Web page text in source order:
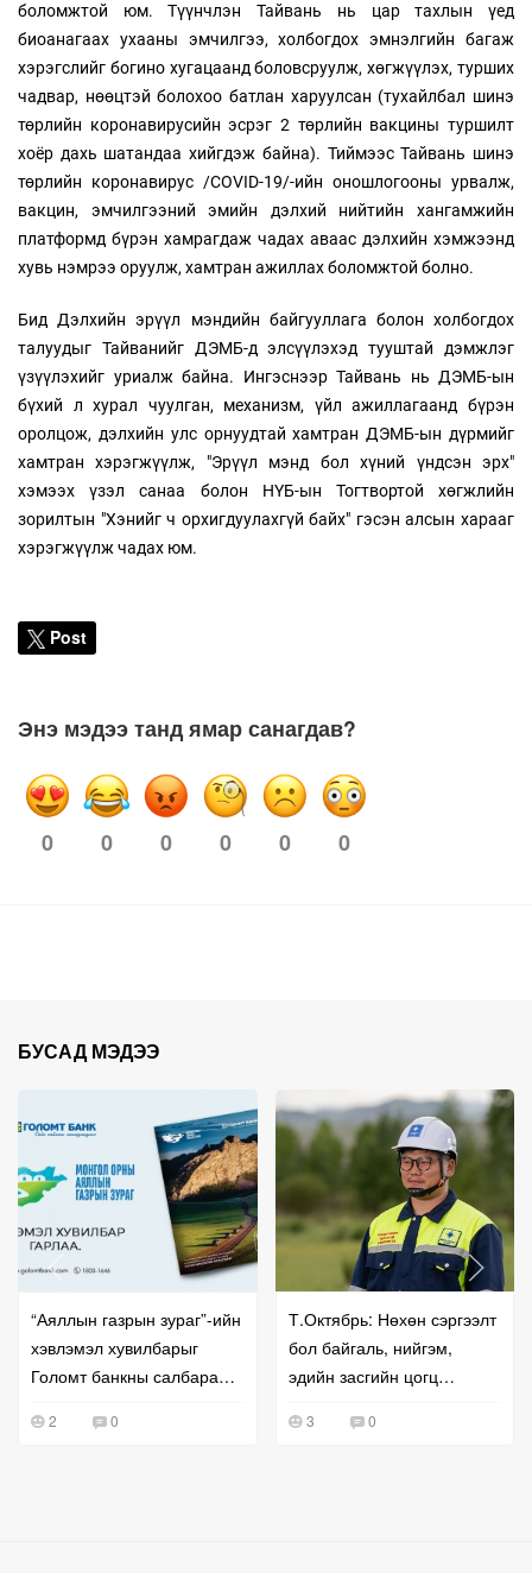
боломжтой юм. Түүнчлэн Тайвань нь цар тахлын үед
биоанагаах ухааны эмчилгээ, холбогдох эмнэлгийн багаж
хэрэгслийг богино хугацаанд боловсруулж, хөгжүүлэх, турших
чадвар, нөөцтэй болохоо батлан харуулсан (тухайлбал шинэ
төрлийн коронавирусийн эсрэг 2 төрлийн вакцины туршилт
хоёр дахь шатандаа хийгдэж байна). Тиймээс Тайвань шинэ
төрлийн коронавирус /COVID-19/-ийн оношлогооны урвалж,
вакцин, эмчилгээний эмийн дэлхий нийтийн хангамжийн
платформд бүрэн хамрагдаж чадах аваас дэлхийн хэмжээнд
хувь нэмрээ оруулж, хамтран ажиллах боломжтой болно.
Бид Дэлхийн эрүүл мэндийн байгууллага болон холбогдох
талуудыг Тайванийг ДЭМБ-д элсүүлэхэд тууштай дэмжлэг
үзүүлэхийг уриалж байна. Ингэснээр Тайвань нь ДЭМБ-ын
бүхий л хурал чуулган, механизм, үйл ажиллагаанд бүрэн
оролцож, дэлхийн улс орнуудтай хамтран ДЭМБ-ын дүрмийг
хамтран хэрэгжүүлж, "Эрүүл мэнд бол хүний үндсэн эрх"
хэмээх үзэл санаа болон НҮБ-ын Тогтвортой хөгжлийн
зорилтын "Хэнийг ч орхигдуулахгүй байх" гэсэн алсын харааг
хэрэгжүүлж чадах юм.
Post
Энэ мэдээ танд ямар санагдав?
0 0 0 0 0 0
БУСАД МЭДЭЭ
“Аяллын газрын зураг”-ийн
хэвлэмэл хувилбарыг
Голомт банкны салбараас
боломжтой
2 0
Т.Октябрь: Нөхөн сэргээлт
бол байгаль, нийгэм,
эдийн засгийн цогц
3 0